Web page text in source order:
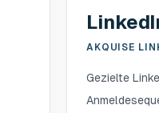
AKQUISE
Gezielte